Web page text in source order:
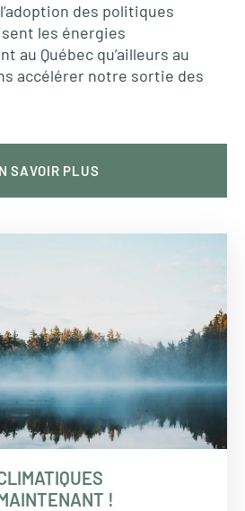
des politiques
les énergies
au Québec qu’ailleurs au
accélérer notre sortie des
SAVOIR PLUS
!